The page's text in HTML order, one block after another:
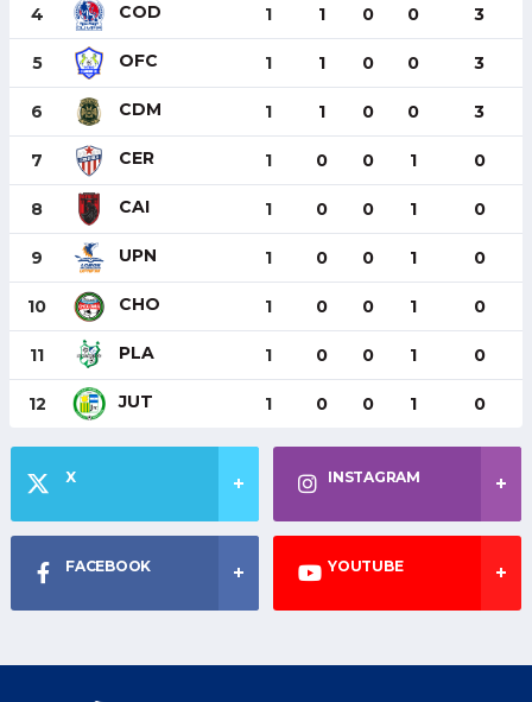
4 COD 1 1 0 0 3
5 OFC 1 1 0 0 3
6 CDM 1 1 0 0 3
7 CER 1 0 0 1 0
8 CAI 1 0 0 1 0
9 UPN 1 0 0 1 0
10 CHO 1 0 0 1 0
11 PLA 1 0 0 1 0
12 JUT 1 0 0 1 0
X INSTAGRAM
FACEBOOK YOUTUBE